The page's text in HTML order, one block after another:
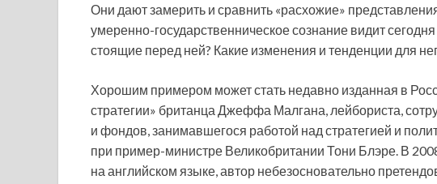
Они дают замерить и сравнить «расхожие»
умеренно-государственническое сознание видит
стоящие перед ней? Какие изменения и тенденции для
Хорошим примером может стать недавно изданная в
стратегии» британца Джеффа Малгана, лейбориста,
и фондов, занимавшегося работой над стратегией и
при пример-министре Великобритании Тони Блэре. В
на английском языке, автор небезосновательно